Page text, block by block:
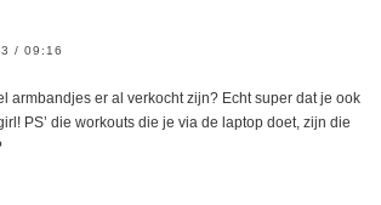
/ 09:16
armbandjes er al verkocht zijn? Echt super dat je ook
PS’ die workouts die je via de laptop doet, zijn die